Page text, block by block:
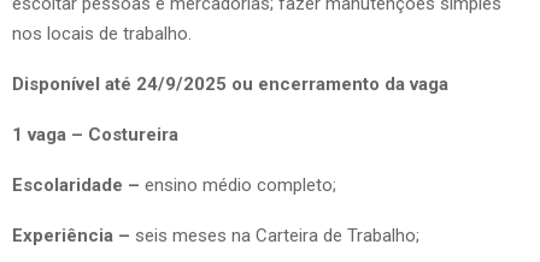
nos locais de trabalho.
Disponível até 24/9/2025 ou encerramento da vaga
1 vaga – Costureira
Escolaridade – ensino médio completo;
Experiência – seis meses na Carteira de Trabalho;